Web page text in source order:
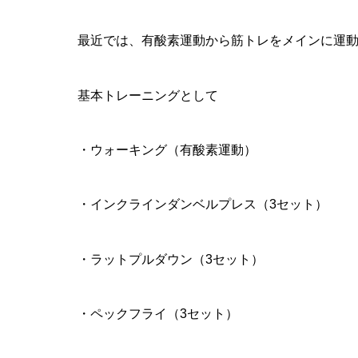
最近では、有酸素運動から筋トレをメインに運動
基本トレーニングとして
・ウォーキング（有酸素運動）
・インクラインダンベルプレス（3セット）
・ラットプルダウン（3セット）
・ペックフライ（3セット）